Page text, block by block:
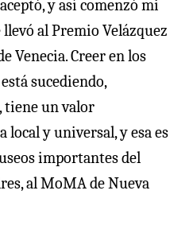
y así comenzó mi
al Premio Velázquez
Venecia. Creer en los
sucediendo,
tiene un valor
y universal, y esa es
importantes del
al MoMA de Nueva